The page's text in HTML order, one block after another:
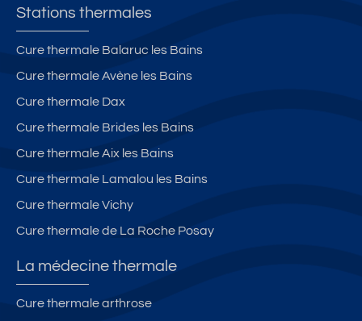
Stations thermales
Cure thermale Balaruc les Bains
Cure thermale Avène les Bains
Cure thermale Dax
Cure thermale Brides les Bains
Cure thermale Aix les Bains
Cure thermale Lamalou les Bains
Cure thermale Vichy
Cure thermale de La Roche Posay
La médecine thermale
Cure thermale arthrose